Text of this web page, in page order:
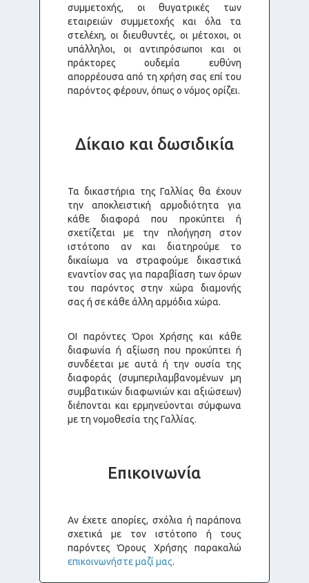
συμμετοχής, οι θυγατρικές των
εταιρειών συμμετοχής και όλα τα
στελέχη, οι διευθυντές, οι μέτοχοι, οι
υπάλληλοι, οι αντιπρόσωποι και οι
πράκτορες ουδεμία ευθύνη
απορρέουσα από τη χρήση σας επί του
παρόντος φέρουν, όπως ο νόμος ορίζει.
Δίκαιο και δωσιδικία
Τα δικαστήρια της Γαλλίας θα έχουν
την αποκλειστική αρμοδιότητα για
κάθε διαφορά που προκύπτει ή
σχετίζεται με την πλοήγηση στον
ιστότοπο αν και διατηρούμε το
δικαίωμα να στραφούμε δικαστικά
εναντίον σας για παραβίαση των όρων
του παρόντος στην χώρα διαμονής
σας ή σε κάθε άλλη αρμόδια χώρα.
ΟΙ παρόντες Όροι Χρήσης και κάθε
διαφωνία ή αξίωση που προκύπτει ή
συνδέεται με αυτά ή την ουσία της
διαφοράς (συμπεριλαμβανομένων μη
συμβατικών διαφωνιών και αξιώσεων)
διέπονται και ερμηνεύονται σύμφωνα
με τη νομοθεσία της Γαλλίας.
Επικοινωνία
Αν έχετε απορίες, σχόλια ή παράπονα
σχετικά με τον ιστότοπο ή τους
παρόντες Όρους Χρήσης παρακαλώ
επικοινωνήστε μαζί μας.